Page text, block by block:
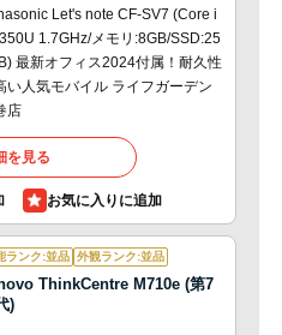
Let's note CF-SV7 (Core i
1.7GHz/メモリ:8GB/SSD:25
最新オフィス2024付属！耐久性
い人気モバイル ライフガーデン
店
を見る
ランク:並品 外観ランク:並品
ThinkCentre M710e (第7
)